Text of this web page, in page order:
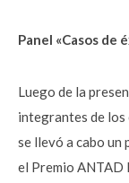
Panel «Casos de
Luego de la
integrantes de los
se llevó a cabo un
el Premio ANTAD